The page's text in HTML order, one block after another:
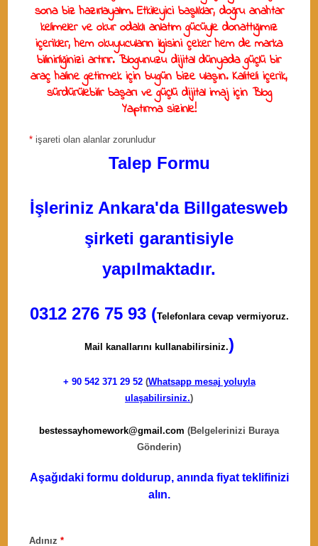
sona biz hazırlayalım. Etkileyici başlıklar, doğru anahtar
kelimeler ve okur odaklı anlatım gücüyle donattığımız
içerikler, hem okuyucuların ilgisini çeker hem de marka
bilinirliğinizi artırır. Blogunuzu dijital dünyada güçlü bir
araç haline getirmek için bugün bize ulaşın. Kaliteli içerik,
sürdürülebilir başarı ve güçlü dijital imaj için Blog
Yaptırmasizinle!
* işareti olan alanlar zorunludur
Talep Formu
İşleriniz Ankara'da Billgatesweb
şirketi garantisiyle
yapılmaktadır.
0312 276 75 93 (Telefonlara cevap vermiyoruz.
Mail kanallarını kullanabilirsiniz.)
+ 90 542 371 29 52(Whatsapp mesaj yoluyla
ulaşabilirsiniz.)
bestessayhomework@gmail.com (Belgelerinizi Buraya
Gönderin)
Aşağıdaki formu doldurup, anında fiyat teklifinizi
alın.
Adınız*